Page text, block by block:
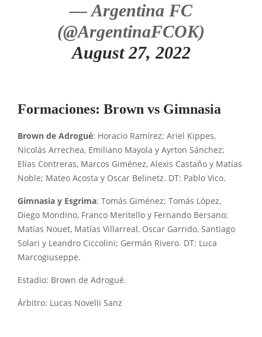
— Argentina FC
(@ArgentinaFCOK)
August 27, 2022
Formaciones: Brown vs Gimnasia
Brown de Adrogué: Horacio Ramírez; Ariel Kippes,
Nicolás Arrechea, Emiliano Mayola y Ayrton Sánchez;
Elías Contreras, Marcos Giménez, Alexis Castaño y Matías
Noble; Mateo Acosta y Oscar Belinetz. DT: Pablo Vico.
Gimnasia y Esgrima: Tomás Giménez; Tomás López,
Diego Mondino, Franco Meritello y Fernando Bersano;
Matías Nouet, Matías Villarreal, Oscar Garrido, Santiago
Solari y Leandro Ciccolini; Germán Rivero. DT: Luca
Marcogiuseppe.
Estadio: Brown de Adrogué.
Árbitro: Lucas Novelli Sanz